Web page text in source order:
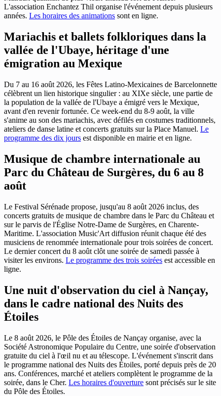
L'association Enchantez Thil organise l'événement depuis plusieurs
années. Les horaires des animations sont en ligne.
Mariachis et ballets folkloriques dans la
vallée de l'Ubaye, héritage d'une
émigration au Mexique
Du 7 au 16 août 2026, les Fêtes Latino-Mexicaines de Barcelonnette
célèbrent un lien historique singulier : au XIXe siècle, une partie de
la population de la vallée de l'Ubaye a émigré vers le Mexique,
avant d'en revenir fortunée. Ce week-end du 8-9 août, la ville
s'anime au son des mariachis, avec défilés en costumes traditionnels,
ateliers de danse latine et concerts gratuits sur la Place Manuel. Le
programme des dix jours est disponible en mairie et en ligne.
Musique de chambre internationale au
Parc du Château de Surgères, du 6 au 8
août
Le Festival Sérénade propose, jusqu'au 8 août 2026 inclus, des
concerts gratuits de musique de chambre dans le Parc du Château et
sur le parvis de l'Église Notre-Dame de Surgères, en Charente-
Maritime. L'association Music'Art diffusion réunit chaque été des
musiciens de renommée internationale pour trois soirées de concert.
Le dernier concert du 8 août clôt une soirée de samedi passée à
visiter les environs. Le programme des trois soirées est accessible en
ligne.
Une nuit d'observation du ciel à Nançay,
dans le cadre national des Nuits des
Étoiles
Le 8 août 2026, le Pôle des Étoiles de Nançay organise, avec la
Société Astronomique Populaire du Centre, une soirée d'observation
gratuite du ciel à l'œil nu et au télescope. L'événement s'inscrit dans
le programme national des Nuits des Étoiles, porté depuis près de 20
ans. Conférences, marché et ateliers complètent le programme de la
soirée, dans le Cher. Les horaires d'ouverture sont précisés sur le site
du Pôle des Étoiles.